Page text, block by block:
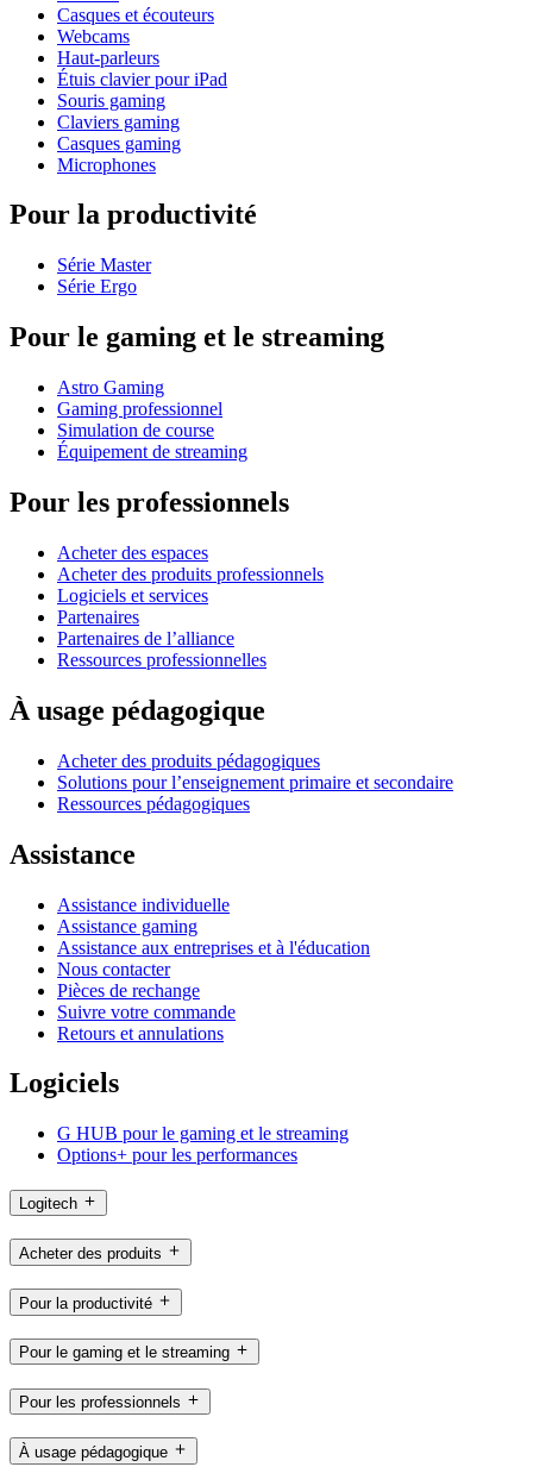
Casques et écouteurs
Webcams
Haut-parleurs
Étuis clavier pour iPad
Souris gaming
Claviers gaming
Casques gaming
Microphones
Pour la productivité
Série Master
Série Ergo
Pour le gaming et le streaming
Astro Gaming
Gaming professionnel
Simulation de course
Équipement de streaming
Pour les professionnels
Acheter des espaces
Acheter des produits professionnels
Logiciels et services
Partenaires
Partenaires de l’alliance
Ressources professionnelles
À usage pédagogique
Acheter des produits pédagogiques
Solutions pour l’enseignement primaire et secondaire
Ressources pédagogiques
Assistance
Assistance individuelle
Assistance gaming
Assistance aux entreprises et à l'éducation
Nous contacter
Pièces de rechange
Suivre votre commande
Retours et annulations
Logiciels
G HUB pour le gaming et le streaming
Options+ pour les performances
Logitech
Acheter des produits
Pour la productivité
Pour le gaming et le streaming
Pour les professionnels
À usage pédagogique